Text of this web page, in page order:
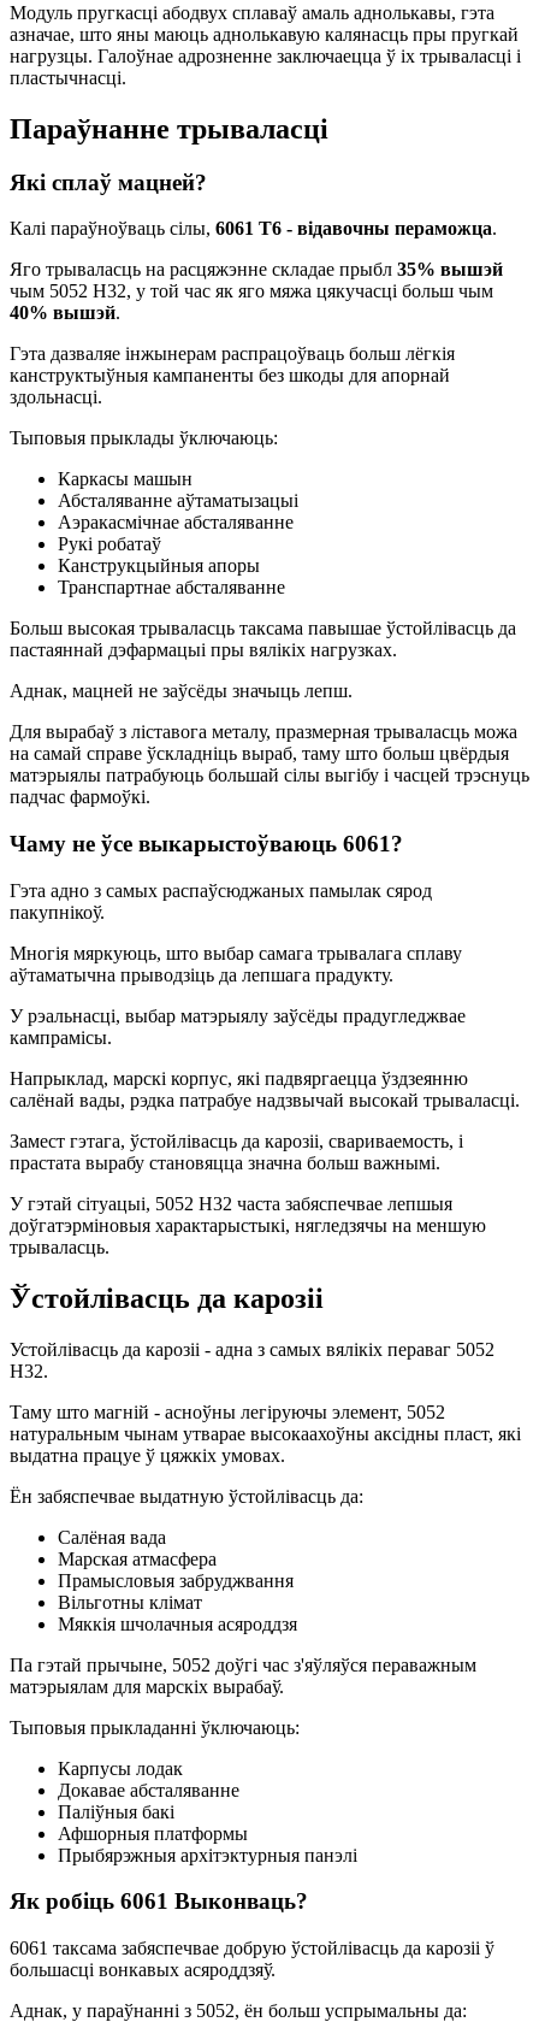
Модуль пругкасці абодвух сплаваў амаль аднолькавы, гэта
азначае, што яны маюць аднолькавую калянасць пры пругкай
нагрузцы. Галоўнае адрозненне заключаецца ў іх трываласці і
пластычнасці.
Параўнанне трываласці
Які сплаў мацней?
Калі параўноўваць сілы, 6061 Т6 - відавочны пераможца.
Яго трываласць на расцяжэнне складае прыбл 35% вышэй
чым 5052 H32, у той час як яго мяжа цякучасці больш чым
40% вышэй.
Гэта дазваляе інжынерам распрацоўваць больш лёгкія
канструктыўныя кампаненты без шкоды для апорнай
здольнасці.
Тыповыя прыклады ўключаюць:
Каркасы машын
Абсталяванне аўтаматызацыі
Аэракасмічнае абсталяванне
Рукі робатаў
Канструкцыйныя апоры
Транспартнае абсталяванне
Больш высокая трываласць таксама павышае ўстойлівасць да
пастаяннай дэфармацыі пры вялікіх нагрузках.
Аднак, мацней не заўсёды значыць лепш.
Для вырабаў з ліставога металу, празмерная трываласць можа
на самай справе ўскладніць выраб, таму што больш цвёрдыя
матэрыялы патрабуюць большай сілы выгібу і часцей трэснуць
падчас фармоўкі.
Чаму не ўсе выкарыстоўваюць 6061?
Гэта адно з самых распаўсюджаных памылак сярод
пакупнікоў.
Многія мяркуюць, што выбар самага трывалага сплаву
аўтаматычна прыводзіць да лепшага прадукту.
У рэальнасці, выбар матэрыялу заўсёды прадугледжвае
кампрамісы.
Напрыклад, марскі корпус, які падвяргаецца ўздзеянню
салёнай вады, рэдка патрабуе надзвычай высокай трываласці.
Замест гэтага, ўстойлівасць да карозіі, свариваемость, і
прастата вырабу становяцца значна больш важнымі.
У гэтай сітуацыі, 5052 H32 часта забяспечвае лепшыя
доўгатэрміновыя характарыстыкі, нягледзячы на ​​меншую
трываласць.
Ўстойлівасць да карозіі
Устойлівасць да карозіі - адна з самых вялікіх пераваг 5052
H32.
Таму што магній - асноўны легіруючы элемент, 5052
натуральным чынам утварае высокаахоўны аксідны пласт, які
выдатна працуе ў цяжкіх умовах.
Ён забяспечвае выдатную ўстойлівасць да:
Салёная вада
Марская атмасфера
Прамысловыя забруджвання
Вільготны клімат
Мяккія шчолачныя асяроддзя
Па гэтай прычыне, 5052 доўгі час з'яўляўся пераважным
матэрыялам для марскіх вырабаў.
Тыповыя прыкладанні ўключаюць:
Карпусы лодак
Докавае абсталяванне
Паліўныя бакі
Афшорныя платформы
Прыбярэжныя архітэктурныя панэлі
Як робіць 6061 Выконваць?
6061 таксама забяспечвае добрую ўстойлівасць да карозіі ў
большасці вонкавых асяроддзяў.
Аднак, у параўнанні з 5052, ён больш успрымальны да: